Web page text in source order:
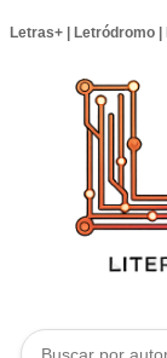
Letras+ Letródromo